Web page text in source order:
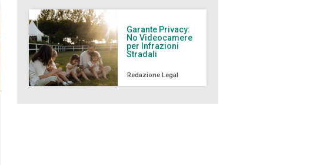
Garante Privacy:
No Videocamere
per Infrazioni
Stradali
Redazione Legal